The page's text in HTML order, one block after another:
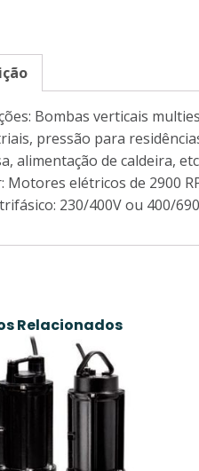
Bombas verticais
pressão para
alimentação de caldeira,
Motores elétricos de 2900
230/400V ou 400/
Relacionados